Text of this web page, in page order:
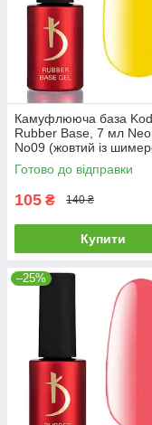
Камуфлююча база
Rubber Base, 7 мл
No09 (жовтий із
Готово до відправки
105 ₴ 140 ₴
Купити
–25%